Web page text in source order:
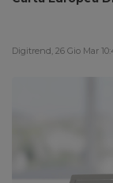
Digitrend, 26 Gio Mar